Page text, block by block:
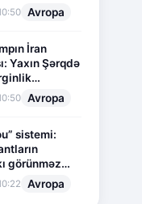
Avropa
İran
Yaxın Şərqdə
Avropa
sistemi:
görünməz
Avropa